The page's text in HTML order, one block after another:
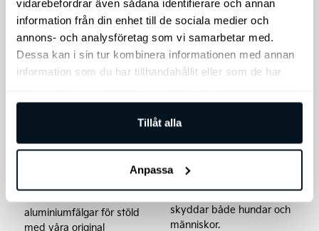
vidarebefordrar även sådana identifierare och annan
information från din enhet till de sociala medier och
annons- och analysföretag som vi samarbetar med.
Dessa kan i sin tur kombinera informationen med annan
information som du har tillhandahållit eller som de har
Tillåt alla
Anpassa
Låsmuttrar med
aluminiumfälgar för stöld
med våra original
Thule Allax
Hundbur
Thule Allax hundbur som
skyddar både hundar och
människor.
Den
här
produkten
flera
varianter.
De
alternativen
kan
väljas